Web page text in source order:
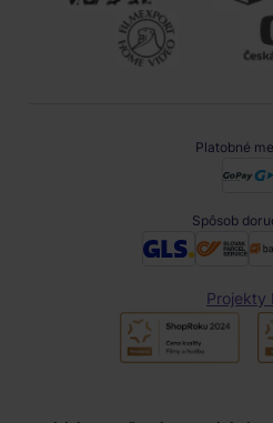
Platobné
Spôsob
Projekty